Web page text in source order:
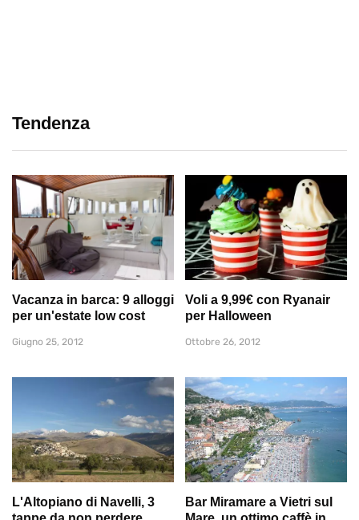
Tendenza
Vacanza in barca: 9 alloggi
per un'estate low cost
Giugno 25, 2012
Voli a 9,99€ con Ryanair
per Halloween
Ottobre 26, 2012
L'Altopiano di Navelli, 3
Bar Miramare a Vietri sul